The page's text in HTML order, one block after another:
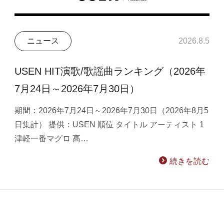
ニュース 2026.8.5
USEN HIT演歌/歌謡曲ランキング（2026年
7月24日～2026年7月30日）
期間：2026年7月24日～2026年7月30日（2026年8月5
日集計） 提供：USEN 順位 タイトル アーティスト 1
津軽一番マグロ 髙…
続きを読む